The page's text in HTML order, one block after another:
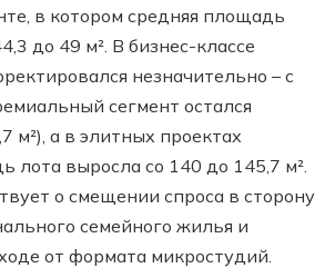
в котором средняя площадь
до 49 м². В бизнес-классе
незначительно – с
сегмент остался
м²), а в элитных проектах
лота выросла со 140 до 145,7 м².
о смещении спроса в сторону
семейного жилья и
от формата микростудий.